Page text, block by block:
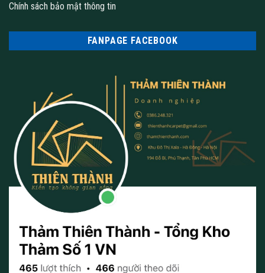
Chính sách bảo mật thông tin
FANPAGE FACEBOOK